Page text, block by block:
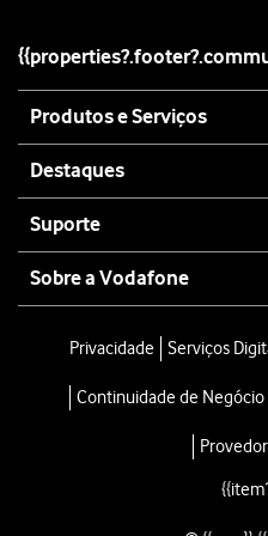
map
Produtos e Serviços
Destaques
Suporte
Sobre a Vodafone
Privacidade Serviços
Continuidade de Negócio